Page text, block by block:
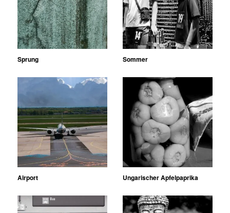
Sprung Sommer
Airport Ungarischer Apfelpaprika